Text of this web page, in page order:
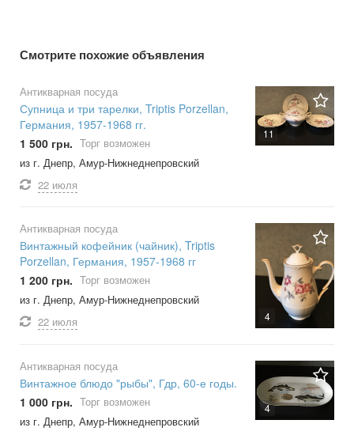
Смотрите похожие объявления
11
Антикварная посуда
Супница и три тарелки, Triptis Porzellan,
Германия, 1957-1968 гг.
1 500 грн. Торг возможен
из г. Днепр, Амур-Нижнеднепровский
22 июля
4
Антикварная посуда
Винтажный кофейник (чайник), Triptis
Porzellan, Германия, 1957-1968 гг
1 200 грн. Торг возможен
из г. Днепр, Амур-Нижнеднепровский
22 июля
4
Антикварная посуда
Винтажное блюдо "рыбы", Гдр, 60-е годы.
1 000 грн. Торг возможен
из г. Днепр, Амур-Нижнеднепровский